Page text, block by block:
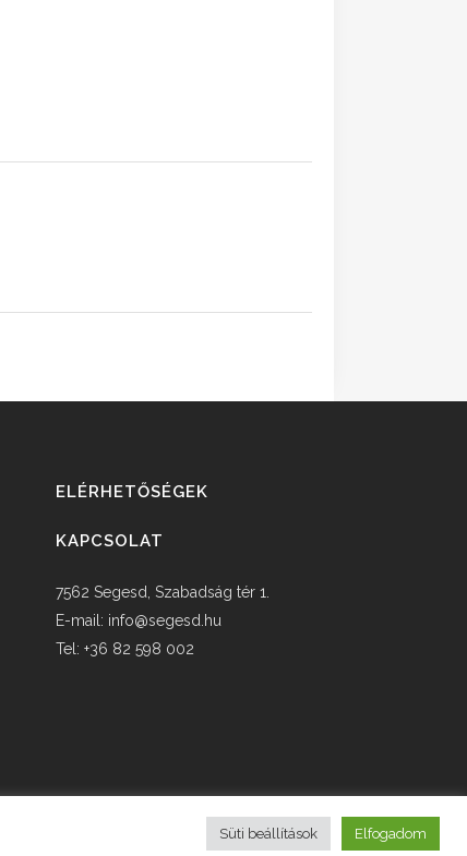
ELÉRHETŐSÉGEK
KAPCSOLAT
7562 Segesd, Szabadság tér 1.
E-mail: info@segesd.hu
Tel: +36 82 598 002
Süti beállítások Elfogadom